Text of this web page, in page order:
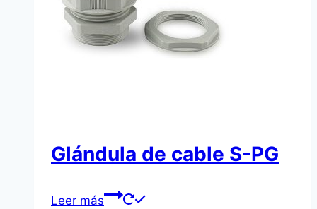
Glándula de cable S-PG
Leer más